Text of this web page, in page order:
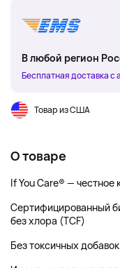
В любой регион
Бесплатная доставка
Товар из США
О товаре
If You Care® — честное
Сертифицированный
без хлора (TCF)
Без токсичных добавок